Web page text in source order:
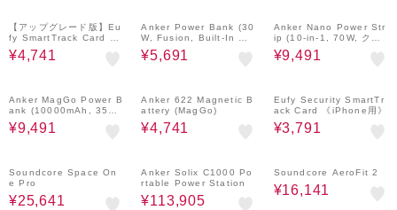
【アップグレード版】Eu
fy SmartTrack Card E3
0
¥4,741
Anker Power Bank (30
W, Fusion, Built-In US
B-C ケーブル)
¥5,691
Anker Nano Power Str
ip (10-in-1, 70W, クラ
ンプ式)
¥9,491
Anker MagGo Power B
ank (10000mAh, 35W,
For Apple Watch)
¥9,491
Anker 622 Magnetic B
attery (MagGo)
¥4,741
Eufy Security SmartTr
ack Card 《iPhone用》
¥3,791
Soundcore Space On
e Pro
¥25,641
Anker Solix C1000 Po
rtable Power Station
¥113,905
Soundcore AeroFit 2
¥16,141